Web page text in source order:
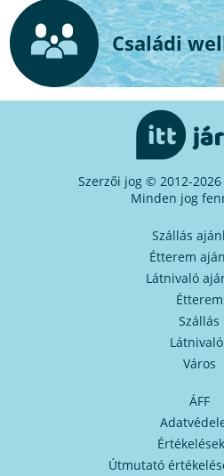
Családi
Szerzői jog © 2012-
Minden jog
Szállás
Étterem
Látnivaló
Étterem
Szállás
Város
ÁFF
Útmutató